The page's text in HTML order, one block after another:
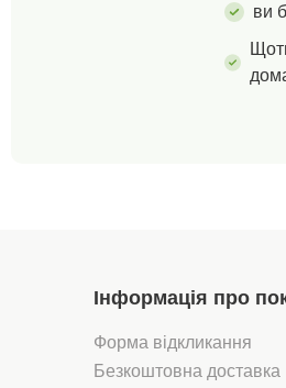
ви
Інформація про
Форма відкликання
Безкоштовна доставка